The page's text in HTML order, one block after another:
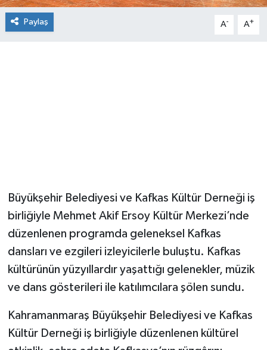
Paylaş A- A+
Büyükşehir Belediyesi ve Kafkas Kültür Derneği iş
birliğiyle Mehmet Akif Ersoy Kültür Merkezi’nde
düzenlenen programda geleneksel Kafkas
dansları ve ezgileri izleyicilerle buluştu. Kafkas
kültürünün yüzyıllardır yaşattığı gelenekler, müzik
ve dans gösterileri ile katılımcılara şölen sundu.
Kahramanmaraş Büyükşehir Belediyesi ve Kafkas
Kültür Derneği iş birliğiyle düzenlenen kültürel